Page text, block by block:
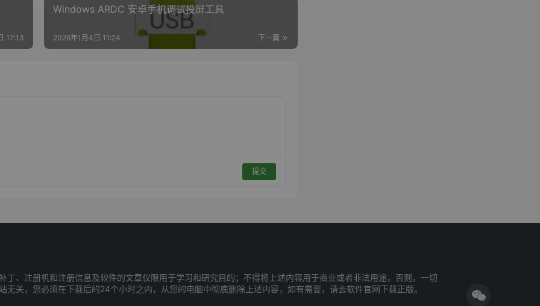
17:13
Windows ARDC 安卓手机调试投屏工具
下一篇
2026年1月4日 11:24
提交
、注册机和注册信息及软件的文章仅限用于学习和研究目的；不得将上述内容用于商业或者非法用途，否则，一切
关，您必须在下载后的24个小时之内，从您的电脑中彻底删除上述内容，如有需要，请去软件官网下载正版。